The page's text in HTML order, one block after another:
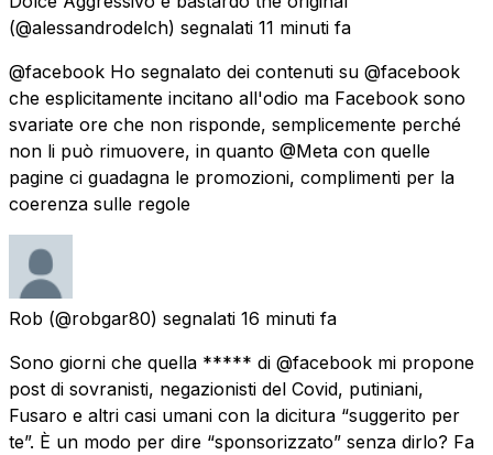
(@alessandrodelch) segnalati 11 minuti fa
@facebook Ho segnalato dei contenuti su @facebook
che esplicitamente incitano all'odio ma Facebook sono
svariate ore che non risponde, semplicemente perché
non li può rimuovere, in quanto @Meta con quelle
pagine ci guadagna le promozioni, complimenti per la
coerenza sulle regole
Rob (@robgar80) segnalati 16 minuti fa
Sono giorni che quella ***** di @facebook mi propone
post di sovranisti, negazionisti del Covid, putiniani,
Fusaro e altri casi umani con la dicitura “suggerito per
te”. È un modo per dire “sponsorizzato” senza dirlo? Fa